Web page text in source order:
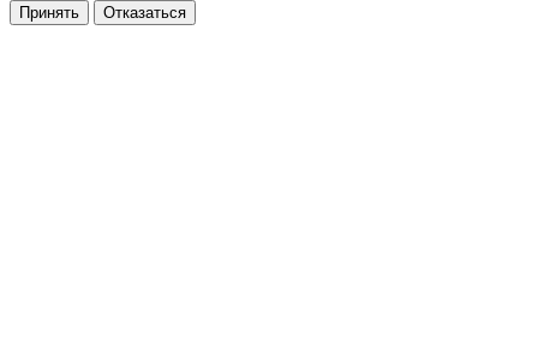
Принять Отказаться